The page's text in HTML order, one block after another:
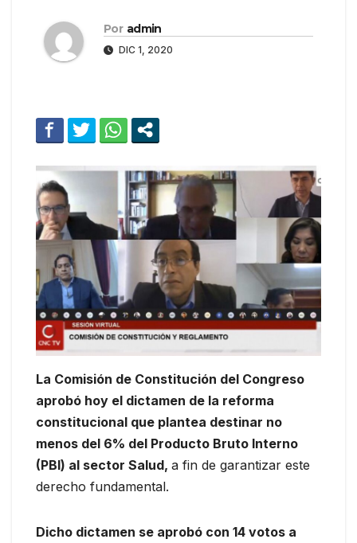
Por admin
DIC 1, 2020
La Comisión de Constitución del Congreso
aprobó hoy el dictamen de la reforma
constitucional que plantea destinar no
menos del 6% del Producto Bruto Interno
(PBI) al sector Salud, a fin de garantizar este
derecho fundamental.
Dicho dictamen se aprobó con 14 votos a